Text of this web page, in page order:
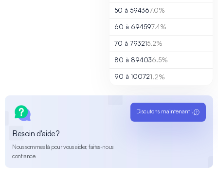
50 à 594367.0%
60 à 694597.4%
70 à 793215.2%
80 à 894036.5%
90 à 100721.2%
Besoin d'aide?
Nous sommes là pour vous aider, faites-nous
confiance
Discutons maintenant !